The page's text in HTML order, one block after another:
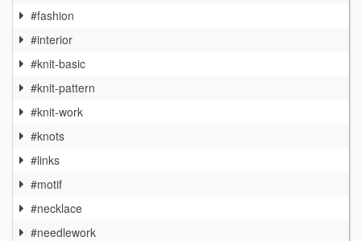
#fashion
#interior
#knit-basic
#knit-pattern
#knit-work
#knots
#links
#motif
#necklace
#needlework